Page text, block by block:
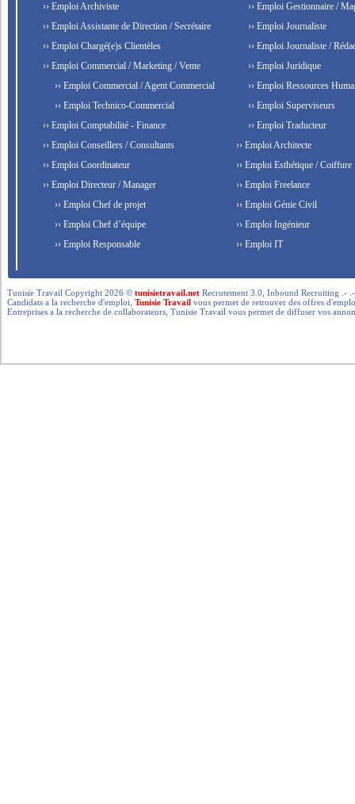
›› Emploi Archiviste
›› Emploi Assistante de Direction / Secrétaire
›› Emploi Chargé(e)s Clientèles
›› Emploi Commercial / Marketing / Vente
›› Emploi Commercial / Agent Commercial
›› Emploi Technico-Commercial
›› Emploi Comptabilité - Finance
›› Emploi Conseillers / Consultants
›› Emploi Coordinateur
›› Emploi Directeur / Manager
›› Emploi Chef de projet
›› Emploi Chef d’équipe
›› Emploi Responsable
›› Emploi Gestionnaire /
›› Emploi Journaliste
›› Emploi Journaliste /
›› Emploi Juridique
›› Emploi Ressources
›› Emploi Superviseurs
›› Emploi Traducteur
›› Emploi Architecte
›› Emploi Esthétique / Coiffure
›› Emploi Freelance
›› Emploi Génie Civil
›› Emploi Ingénieur
›› Emploi IT
Tunisie Travail Copyright 2026 ©tunisietravail.net Recrutement 3.0, Inbound Recruiting .-
Candidats a la recherche d'emploi,Tunisie Travail vous permet de retrouver des offres
Entreprises a la recherche de collaborateurs, Tunisie Travail vous permet de diffuser vos